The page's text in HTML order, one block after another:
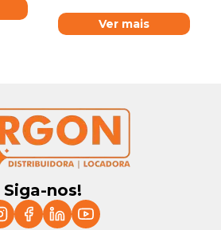
Ver mais
Siga-nos!